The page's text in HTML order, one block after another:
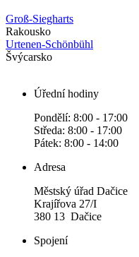
Groß-Siegharts
Rakousko
Urtenen-Schönbühl
Švýcarsko
Úřední hodiny
Pondělí: 8:00 - 17:00
Středa: 8:00 - 17:00
Pátek: 8:00 - 14:00
Adresa
Městský úřad Dačice
Krajířova 27/I
380 13 Dačice
Spojení